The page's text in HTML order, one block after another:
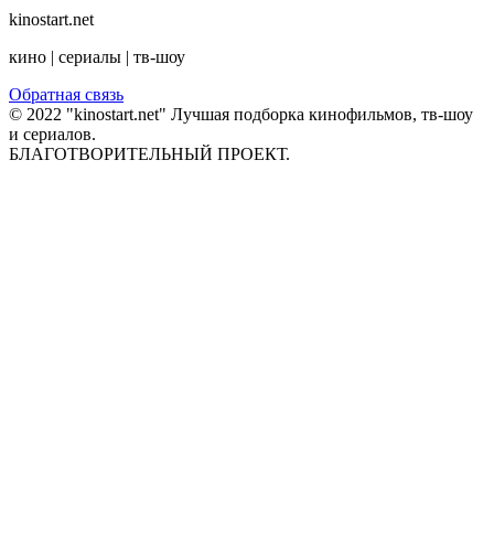
kinostart.net
кино | сериалы | тв-шоу
Обратная связь
© 2022 "kinostart.net" Лучшая подборка кинофильмов, тв-шоу
и сериалов.
БЛАГОТВОРИТЕЛЬНЫЙ ПРОЕКТ.